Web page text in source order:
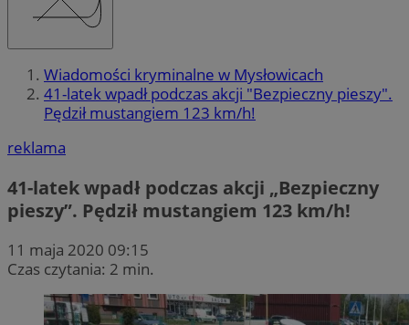
Wiadomości kryminalne w Mysłowicach
41-latek wpadł podczas akcji "Bezpieczny pieszy".
Pędził mustangiem 123 km/h!
reklama
41-latek wpadł podczas akcji „Bezpieczny
pieszy”. Pędził mustangiem 123 km/h!
11 maja 2020 09:15
Czas czytania: 2 min.